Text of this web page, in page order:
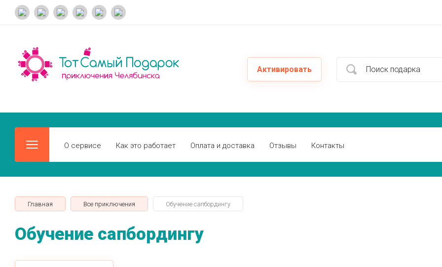
Активировать
О сервисе Как это работает Оплата и доставка Отзывы Контакты
Главная Все приключения Обучение сапбордингу
Обучение сапбордингу